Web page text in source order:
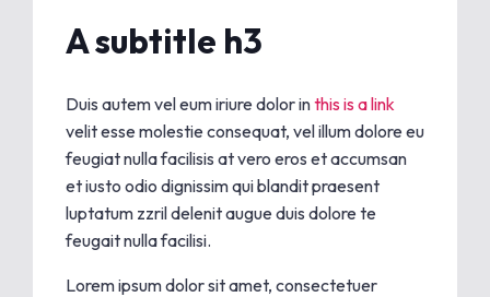
A subtitle h3
Duis autem vel eum iriure dolor inthis is a link
velit esse molestie consequat, vel illum dolore eu
feugiat nulla facilisis at vero eros et accumsan
et iusto odio dignissim qui blandit praesent
luptatum zzril delenit augue duis dolore te
feugait nulla facilisi.
Lorem ipsum dolor sit amet, consectetuer